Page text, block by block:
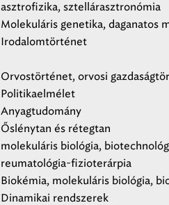
asztrofizika, sztellárasztronómia
Molekuláris genetika, daganatos
Irodalomtörténet
Orvostörténet, orvosi
Politikaelmélet
Anyagtudomány
Őslénytan és rétegtan
molekuláris biológia,
reumatológia-fizioterárpia
Biokémia, molekuláris biológia,
Dinamikai rendszerek